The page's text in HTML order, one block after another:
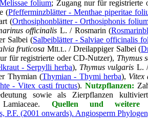
folium; Zugang nur für registrierte
(Pfefferminzblätter - Menthae piperitae
(Orthosiphonblätter - Orthosiphonis
officinalis L. / Rosmarin (
Salbei (Salbeiblätter - Salviae officinalis
fruticosa MILL. / Dreilappiger Salbei (
für registrierte oder CD-Nutzer), Thymus
- Serpylli herba), Thymus vulgaris L.
Thymian (Thymian - Thymi herba), Vitex
- Vitex casti fructus).Nutzpflanzen:
sowie als Zierpflanzen
Quellen und weitere
P.F. (2001 onwards). Angiosperm